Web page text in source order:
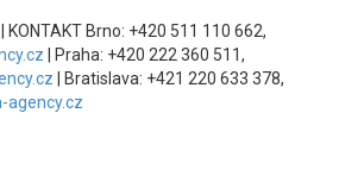
Brno: +420 511 110 662,
| Praha: +420 222 360 511,
| Bratislava: +421 220 633 378,
agency.cz